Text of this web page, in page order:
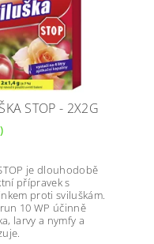
STOP - 2X2G
je dlouhodobě
přípravek s
proti sviluškám.
10 WP účinně
larvy a nymfy a